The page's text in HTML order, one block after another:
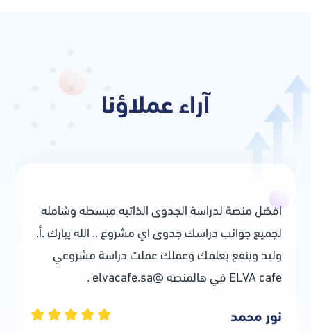
آراء عملاؤنا
افضل منصة لدراسة الجدوى الذاتيه مبسطه وشامله
لجميع جوانب دراسك جدوى اي مشروع .. الله يبارك .أ.
وليد وينفع بعلمك وعملك عملت دراسة مشروعي
ELVA cafe في هالمنصه @elvacafe.sa .
نور محمد